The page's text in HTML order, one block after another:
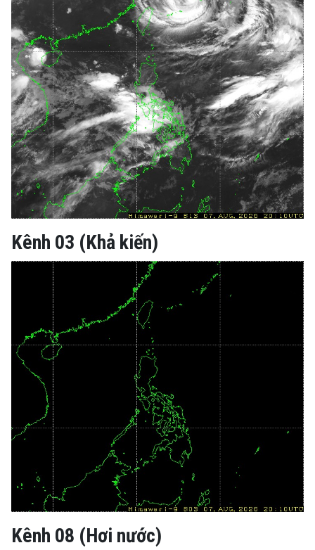
Kênh 03 (Khả kiến)
Kênh 08 (Hơi nước)